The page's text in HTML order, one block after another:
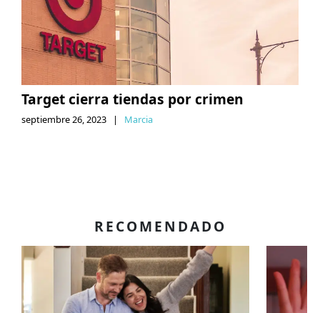
Target cierra tiendas por crimen
septiembre 26, 2023 | Marcia
RECOMENDADO